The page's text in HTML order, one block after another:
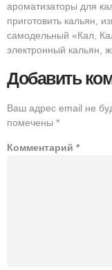
ароматизаторы для
приготовить кальян,
самодельный «Кал,
электронный кальян,
Добавить
Ваш адрес email не
помечены *
Комментарий *